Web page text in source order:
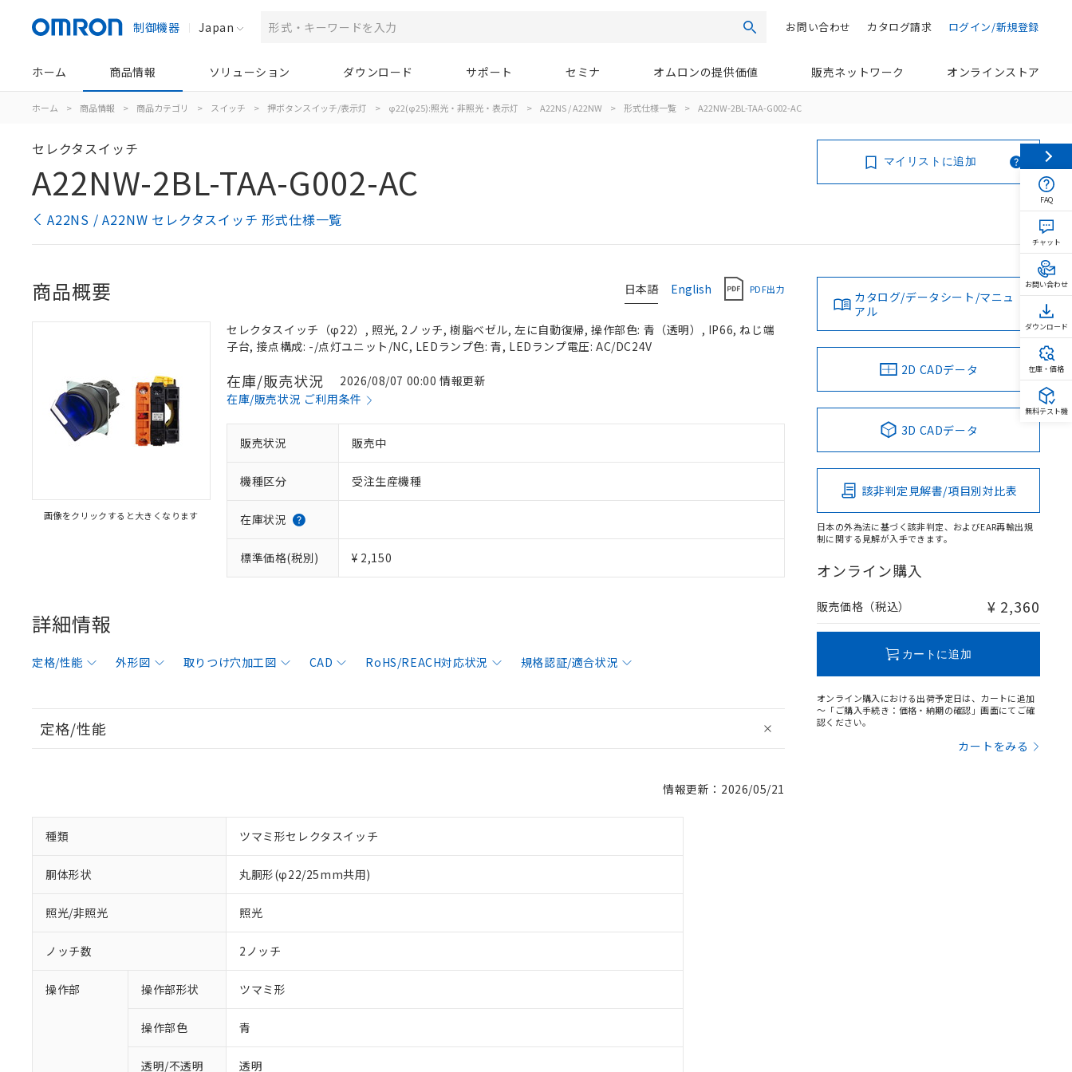
制御機器 Japan 検索 ログイン/新規登録
カタログ請求
お問い合わせ
ホーム 商品情報 ソリューション ダウンロード サポート セミナ オムロンの提供価値 販売ネットワーク オンラインストア
ホーム > 商品情報 > 商品カテゴリ > スイッチ > 押ボタンスイッチ/表示灯 > φ22(φ25):照光・非照光・表示灯 > A22NS / A22NW > 形式仕様一覧 > A22NW-2BL-TAA-G002-AC
セレクタスイッチ
A22NW-2BL-TAA-G002-AC
A22NS / A22NW セレクタスイッチ 形式仕様一覧
マイリストに追加
日本語 English PDF出力
商品概要
画像をクリックすると大きくなります
セレクタスイッチ（φ22）, 照光, 2ノッチ, 樹脂ベゼル, 左に自動復帰, 操作部色: 青（透明）, IP66, ねじ端
子台, 接点構成: -/点灯ユニット/NC, LEDランプ色: 青, LEDランプ電圧: AC/DC24V
在庫/販売状況
2026/08/07 00:00 情報更新
在庫/販売状況 ご利用条件
販売状況 販売中
機種区分 受注生産機種
在庫状況
標準価格(税別) ¥ 2,150
詳細情報
定格/性能 外形図 取りつけ穴加工図 CAD RoHS/REACH対応状況 規格認証/適合状況
定格/性能
情報更新：2026/05/21
種類 ツマミ形セレクタスイッチ
胴体形状 丸胴形(φ22/25mm共用)
照光/非照光 照光
ノッチ数 2ノッチ
操作部 操作部形状 ツマミ形
操作部色 青
透明/不透明 透明
カタログ/データシート/マニュ
アル
2D CADデータ
3D CADデータ
該非判定見解書/項目別対比表
日本の外為法に基づく該非判定、およびEAR再輸出規
制に関する見解が入手できます。
オンライン購入
販売価格（税込） ¥ 2,360
カートに追加
オンライン購入における出荷予定日は、カートに追加
～「ご購入手続き：価格・納期の確認」画面にてご確
認ください。
カートをみる
FAQ
チャット
お問い合わせ
ダウンロード
在庫・価格
無料テスト機